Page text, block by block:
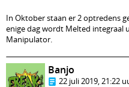
In Oktober staan er 2 optredens
enige dag wordt Melted integraal
Manipulator.
Banjo
22 juli 2019, 21:22